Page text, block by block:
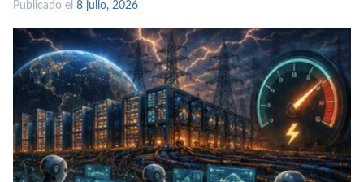
Publicado el 8 julio, 2026